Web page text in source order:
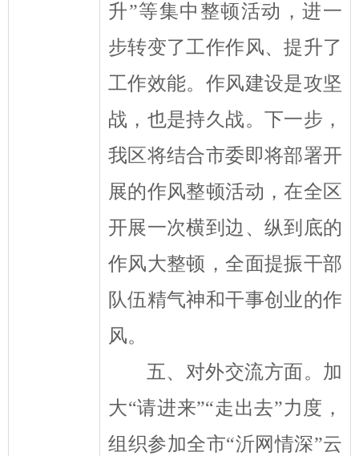
升”等集中整顿活动，进一
步转变了工作作风、提升了
工作效能。作风建设是攻坚
战，也是持久战。下一步，
我区将结合市委即将部署开
展的作风整顿活动，在全区
开展一次横到边、纵到底的
作风大整顿，全面提振干部
队伍精气神和干事创业的作
风。
五、对外交流方面。 加
大“请进来”“走出去”力度，
组织参加全市“沂网情深”云